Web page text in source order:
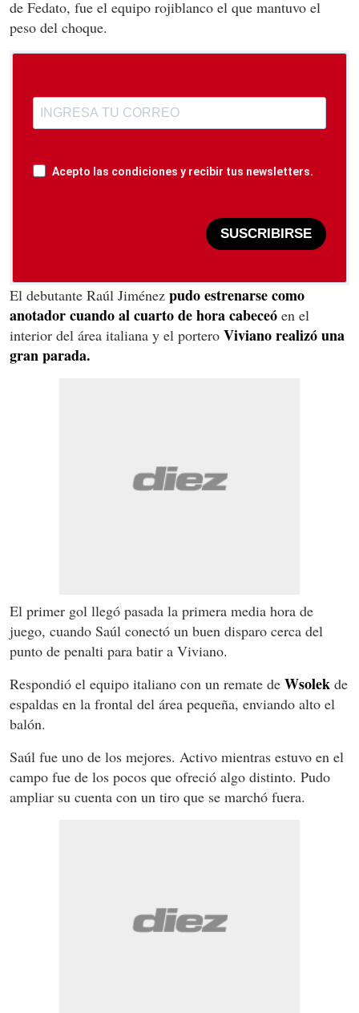
de Fedato, fue el equipo rojiblanco el que mantuvo el
peso del choque.
Acepto las condiciones y recibir tus newsletters.
SUSCRIBIRSE
El debutante Raúl Jiménez pudo estrenarse como
anotador cuando al cuarto de hora cabeceó en el
interior del área italiana y el portero Viviano realizó una
gran parada.
El primer gol llegó pasada la primera media hora de
juego, cuando Saúl conectó un buen disparo cerca del
punto de penalti para batir a Viviano.
Respondió el equipo italiano con un remate de Wsolek de
espaldas en la frontal del área pequeña, enviando alto el
balón.
Saúl fue uno de los mejores. Activo mientras estuvo en el
campo fue de los pocos que ofreció algo distinto. Pudo
ampliar su cuenta con un tiro que se marchó fuera.